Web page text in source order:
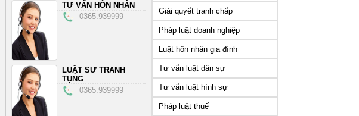
TƯ VẤN HÔN NHÂN
0365.939999
LUẬT SƯ TRANH
TỤNG
0365.939999
Giải quyết tranh chấp
Pháp luật doanh nghiệp
Luật hôn nhân gia đình
Tư vấn luật dân sự
Tư vấn luật hình sự
Pháp luật thuế